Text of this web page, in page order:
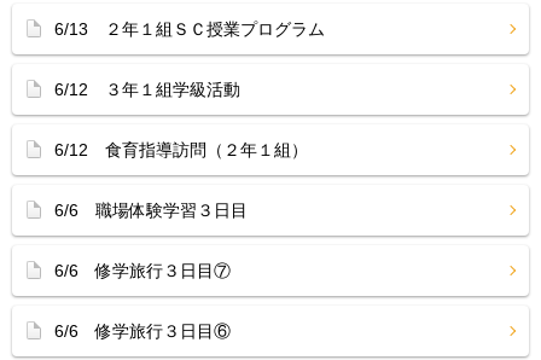
6/13 ２年１組ＳＣ授業プログラム
6/12 ３年１組学級活動
6/12 食育指導訪問（２年１組）
6/6 職場体験学習３日目
6/6 修学旅行３日目⑦
6/6 修学旅行３日目⑥